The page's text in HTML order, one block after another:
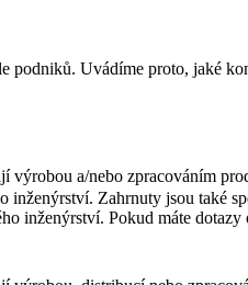
podniků. Uvádíme proto, jaké
výrobou a/nebo zpracováním
Zahrnuty jsou také
inženýrství. Pokud máte